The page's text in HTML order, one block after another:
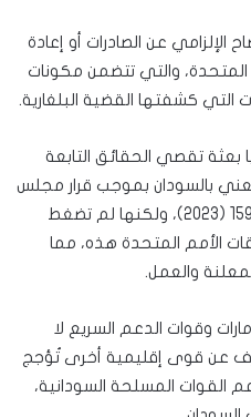
الإلزامي عن الصادرات أو إعادة
المتحدة، والتي تتضمن مكونات
التي كشفتها القضية البلغارية.
بعثة تقصي الحقائق التابعة
بالسودان بموجب قرار مجلس
الأمن التابع للأمم المتحدة رقم 1591 (2023)، ولكنها لم تضغط
الأمم المتحدة هذه، مما
والعمل.
وقوات الدعم السريع لا
عن قوى إقليمية أخرى تُؤجج
القوات المسلحة السودانية،